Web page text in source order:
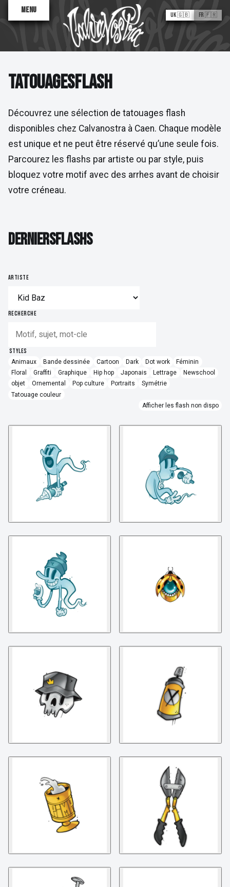
Menu
Valentine
Antoinette
Sane2
Tatouages Flash
Trouver un artiste
Détatouage Laser
UK 🇬🇧 FR 🇫🇷
TATOUAGES FLASH
TATOUAGESFLASH
Découvrez une sélection de tatouages flash
disponibles chez Calvanostra à Caen. Chaque modèle
est unique et ne peut être réservé qu’une seule fois.
Parcourez les flashs par artiste ou par style, puis
bloquez votre motif avec des arrhes avant de choisir
votre créneau.
DERNIERS FLASHS
DERNIERSFLASHS
ARTISTE
RECHERCHE
STYLES
Animaux Bande dessinée Cartoon Dark Dot work
Féminin
Floral
Graffiti Graphique Hip hop Japonais Lettrage
Newschool
objet
Ornemental Pop culture Portraits
Symétrie
Tatouage couleur
Afficher les flash non dispo